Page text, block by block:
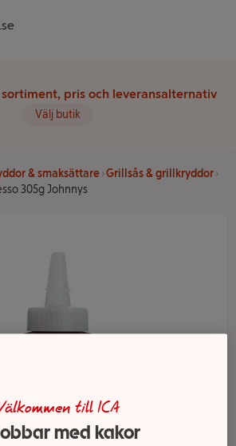
pris och leveransalternativ
Välj butik
& smaksättare Grillsås & grillkryddor
305g Johnnys
till ICA
med kakor